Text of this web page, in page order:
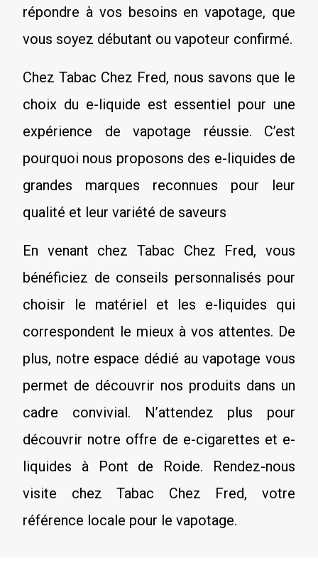
répondre à vos besoins en vapotage, que
vous soyez débutant ou vapoteur confirmé.
Chez Tabac Chez Fred, nous savons que le
choix du e-liquide est essentiel pour une
expérience de vapotage réussie. C’est
pourquoi nous proposons des e-liquides de
grandes marques reconnues pour leur
qualité et leur variété de saveurs
En venant chez Tabac Chez Fred, vous
bénéficiez de conseils personnalisés pour
choisir le matériel et les e-liquides qui
correspondent le mieux à vos attentes. De
plus, notre espace dédié au vapotage vous
permet de découvrir nos produits dans un
cadre convivial. N’attendez plus pour
découvrir notre offre de e-cigarettes et e-
liquides à Pont de Roide. Rendez-nous
visite chez Tabac Chez Fred, votre
référence locale pour le vapotage.